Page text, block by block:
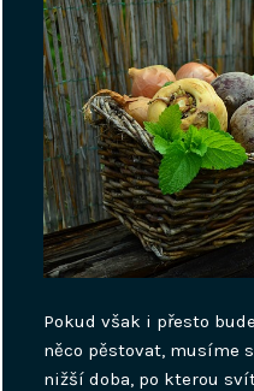
Pokud však i přesto
něco pěstovat, musíme
nižší doba, po kterou